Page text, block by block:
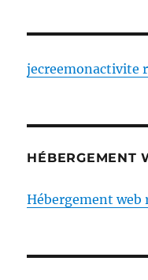
jecreemonactivite
HÉBERGEMENT
Hébergement web